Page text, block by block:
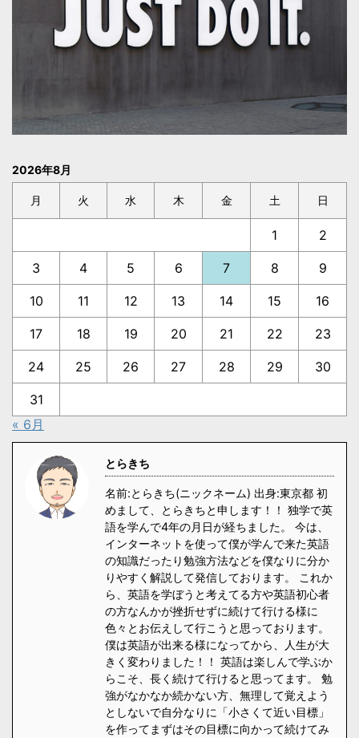
2026年8月
月 火 水 木 金 土 日
1 2
3 4 5 6 7 8 9
10 11 12 13 14 15 16
17 18 19 20 21 22 23
24 25 26 27 28 29 30
31
« 6月
とらきち
名前:とらきち(ニックネーム) 出身:東京都 初
めまして、とらきちと申します！！ 独学で英
語を学んで4年の月日が経ちました。 今は、
インターネットを使って僕が学んで来た英語
の知識だったり勉強方法などを僕なりに分か
りやすく解説して発信しております。 これか
ら、英語を学ぼうと考えてる方や英語初心者
の方なんかが挫折せずに続けて行ける様に
色々とお伝えして行こうと思っております。
僕は英語が出来る様になってから、人生が大
きく変わりました！！ 英語は楽しんで学ぶか
らこそ、長く続けて行けると思ってます。 勉
強がなかなか続かない方、無理して覚えよう
としないで自分なりに「小さくて近い目標」
を作ってまずはその目標に向かって続けてみ